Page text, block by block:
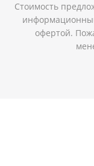
Стоимость
офертой.